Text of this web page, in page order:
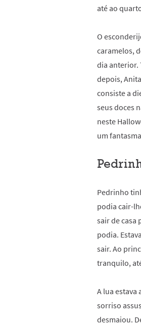
até ao
O
caramelos,
dia anterior.
depois,
consiste a
seus doces
neste
um
Pedrinho
podia cair-
sair de casa
podia.
sair. Ao
tranquilo,
A lua estava
sorriso
desmaiou.